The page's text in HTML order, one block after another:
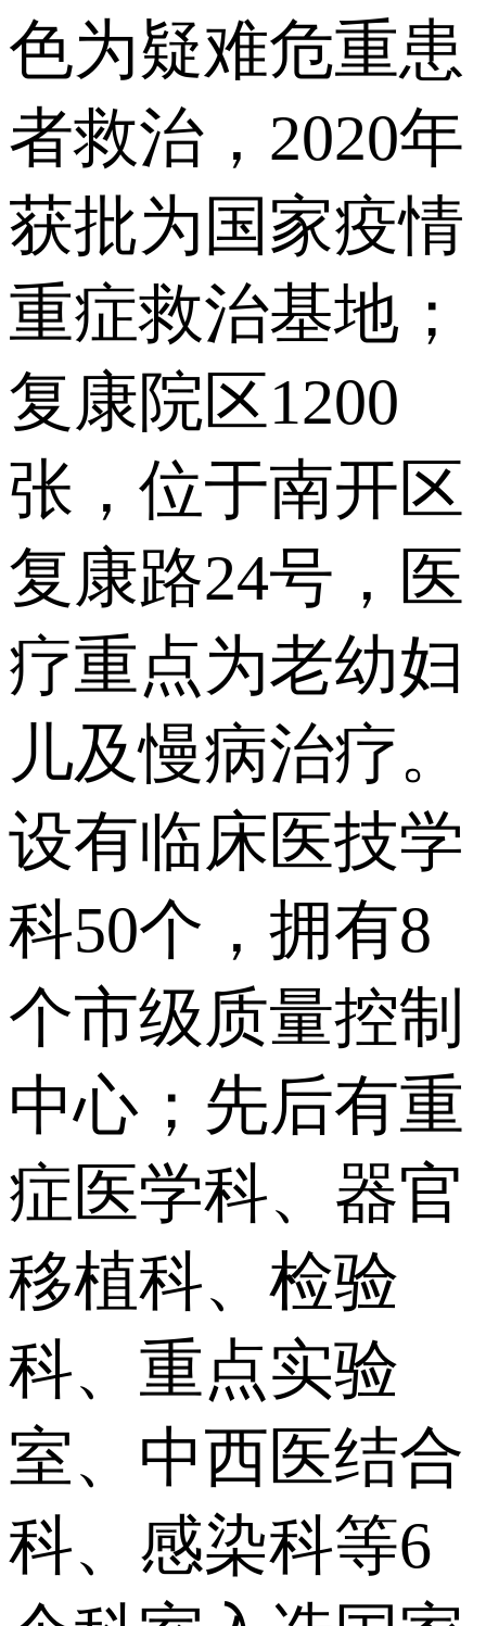
色为疑难危重患
者救治，2020年
获批为国家疫情
重症救治基地；
复康院区1200
张，位于南开区
复康路24号，医
疗重点为老幼妇
儿及慢病治疗。
设有临床医技学
科50个，拥有8
个市级质量控制
中心；先后有重
症医学科、器官
移植科、检验
科、重点实验
室、中西医结合
科、感染科等6